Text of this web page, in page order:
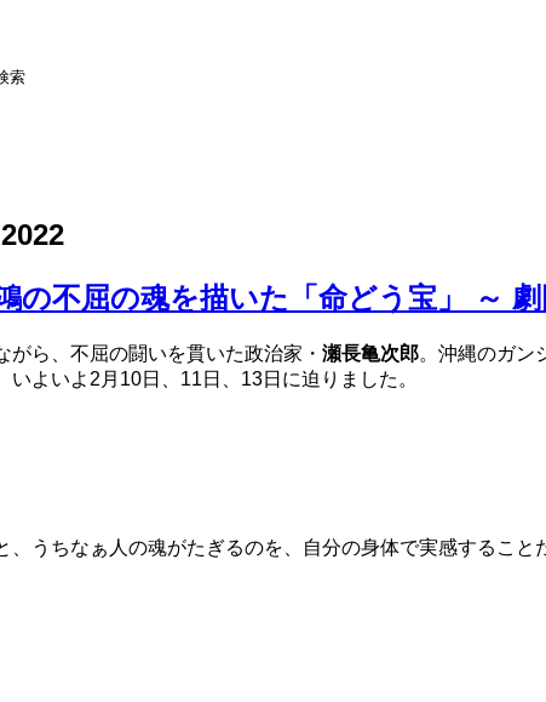
の不屈の魂を描いた「命どう宝」 ～
ら、不屈の闘いを貫いた政治家・ 瀬長亀次郎。沖縄のガン
いよいよ2月10日、11日、13日に迫りました。
、うちなぁ人の魂がたぎるのを、自分の身体で実感するこ